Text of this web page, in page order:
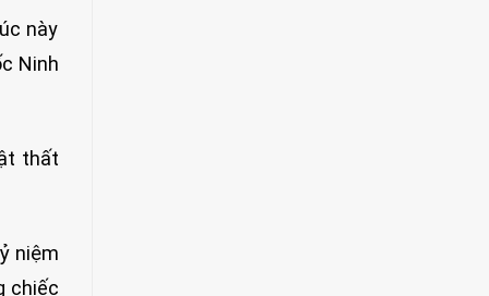
này
Ninh
thất
niệm
chiếc